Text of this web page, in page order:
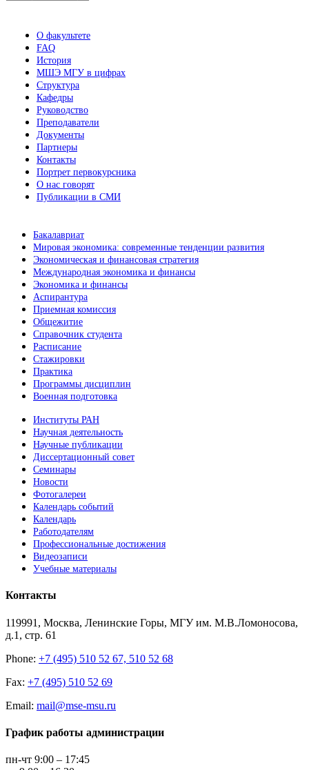
О факультете
FAQ
История
МШЭ МГУ в цифрах
Структура
Кафедры
Руководство
Преподаватели
Документы
Партнеры
Контакты
Портрет первокурсника
О нас говорят
Публикации в СМИ
Бакалавриат
Мировая экономика: современные тенденции развития
Экономическая и финансовая стратегия
Международная экономика и финансы
Экономика и финансы
Аспирантура
Приемная комиссия
Общежитие
Справочник студента
Расписание
Стажировки
Практика
Программы дисциплин
Военная подготовка
Институты РАН
Научная деятельность
Научные публикации
Диссертационный совет
Семинары
Новости
Фотогалереи
Календарь событий
Календарь
Работодателям
Профессиональные достижения
Видеозаписи
Учебные материалы
Контакты
119991, Москва, Ленинские Горы, МГУ им. М.В.Ломоносова,
д.1, стр. 61
Phone: +7 (495) 510 52 67, 510 52 68
Fax: +7 (495) 510 52 69
Email: mail@mse-msu.ru
График работы администрации
пн-чт 9:00 – 17:45